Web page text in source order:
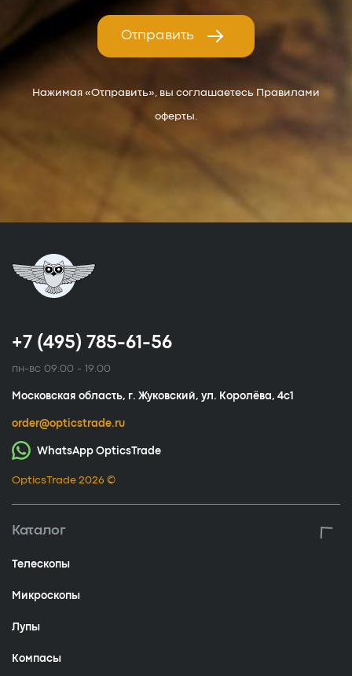
Отправить
Нажимая «Отправить», вы соглашаетесь Правилами
оферты.
+7 (495) 785-61-56
пн-вс 09.00 - 19.00
Московская область, г. Жуковский, ул. Королёва, 4с1
order@opticstrade.ru
WhatsApp OpticsTrade
OpticsTrade 2026 ©
Каталог
Телескопы
Микроскопы
Лупы
Компасы